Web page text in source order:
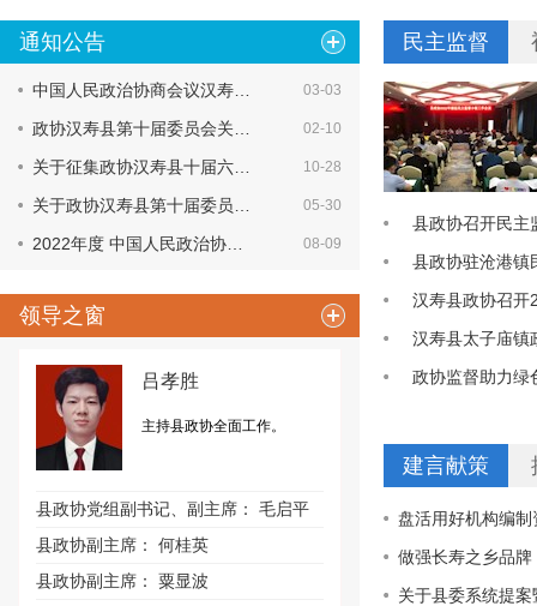
通知公告
03-03
中国人民政治协商会议汉寿…
02-10
政协汉寿县第十届委员会关…
10-28
关于征集政协汉寿县十届六…
05-30
关于政协汉寿县第十届委员…
08-09
2022年度 中国人民政治协…
领导之窗
吕孝胜
主持县政协全面工作。
县政协党组副书记、副主席：
毛启平
县政协副主席：
何桂英
县政协副主席：
粟显波
民主监督
县政协召开民主
县政协驻沧港镇
汉寿县政协召
汉寿县太子庙
政协监督助力
建言献策
盘活用好机构编
做强长寿之乡品
关于县委系统提